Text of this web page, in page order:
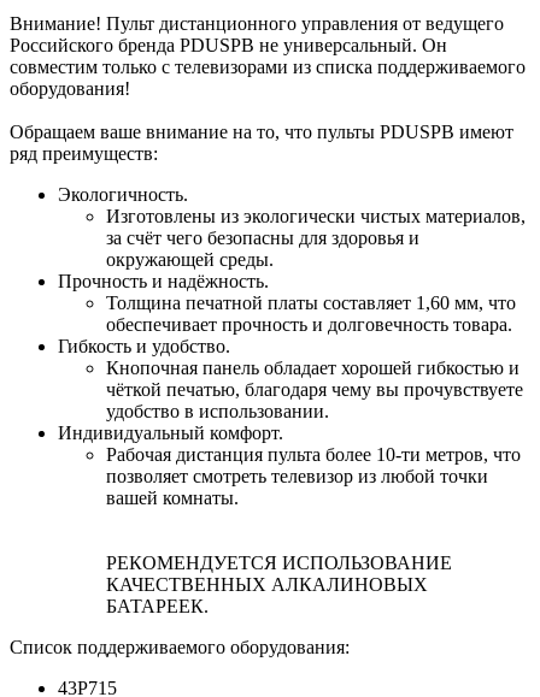
Внимание! Пульт дистанционного управления от ведущего
Российского бренда PDUSPB не универсальный. Он
совместим только с телевизорами из списка поддерживаемого
оборудования!
Обращаем ваше внимание на то, что пульты PDUSPB имеют
ряд преимуществ:
Экологичность.
Изготовлены из экологически чистых материалов,
за счёт чего безопасны для здоровья и
окружающей среды.
Прочность и надёжность.
Толщина печатной платы составляет 1,60 мм, что
обеспечивает прочность и долговечность товара.
Гибкость и удобство.
Кнопочная панель обладает хорошей гибкостью и
чёткой печатью, благодаря чему вы прочувствуете
удобство в использовании.
Индивидуальный комфорт.
Рабочая дистанция пульта более 10-ти метров, что
позволяет смотреть телевизор из любой точки
вашей комнаты.
РЕКОМЕНДУЕТСЯ ИСПОЛЬЗОВАНИЕ
КАЧЕСТВЕННЫХ АЛКАЛИНОВЫХ
БАТАРЕЕК.
Список поддерживаемого оборудования:
43P715